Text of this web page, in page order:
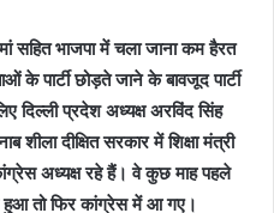
सहित भाजपा में चला जाना कम हैरत
पार्टी छोड़ते जाने के बावजूद पार्टी
दिल्ली प्रदेश अध्यक्ष अरविंद सिंह
दीक्षित सरकार में शिक्षा मंत्री
अध्यक्ष रहे हैं। वे कुछ माह पहले
हुआ तो फिर कांग्रेस में आ गए।